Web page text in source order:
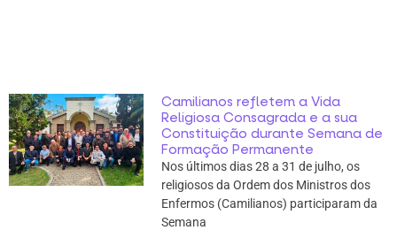
Camilianos refletem a Vida
Religiosa Consagrada e a sua
Constituição durante Semana de
Formação Permanente
Nos últimos dias 28 a 31 de julho, os
religiosos da Ordem dos Ministros dos
Enfermos (Camilianos) participaram da
Semana